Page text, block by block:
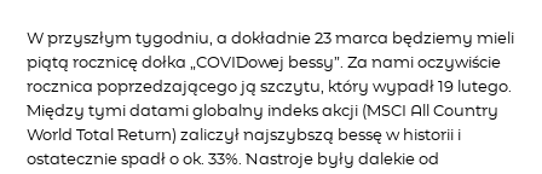
W przyszłym tygodniu, a dokładnie 23 marca będziemy mieli
piątą rocznicę dołka „COVIDowej bessy”. Za nami oczywiście
rocznica poprzedzającego ją szczytu, który wypadł 19 lutego.
Między tymi datami globalny indeks akcji (MSCI All Country
World Total Return) zaliczył najszybszą bessę w historii i
ostatecznie spadł o ok. 33%. Nastroje były dalekie od